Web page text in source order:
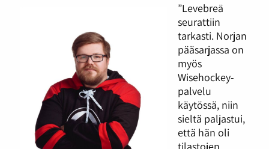
”Levebreä
seurattiin
tarkasti. Norjan
pääsarjassa on
myös
Wisehockey-
palvelu
käytössä, niin
sieltä paljastui,
että hän oli